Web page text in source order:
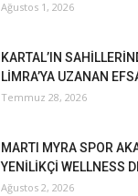
Ağustos 1, 2026
KARTAL’IN
LİMRA’YA UZANAN
Temmuz 28, 2026
MARTI MYRA SPOR
YENİLİKÇİ WELLNESS
Ağustos 2, 2026